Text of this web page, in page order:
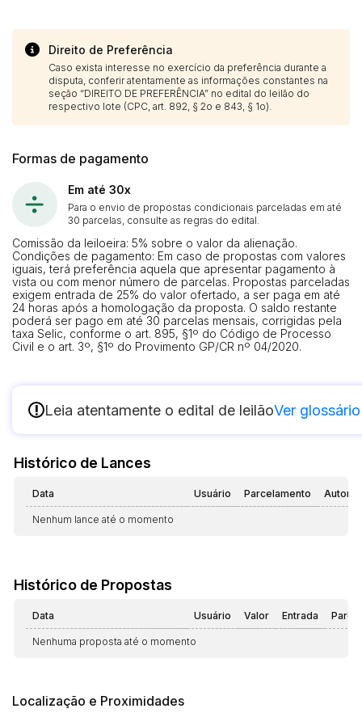
Direito de Preferência
Caso exista interesse no exercício da preferência durante a
disputa, conferir atentamente as informações constantes na
seção “DIREITO DE PREFERÊNCIA” no edital do leilão do
respectivo lote (CPC, art. 892, § 2o e 843, § 1o).
Formas de pagamento
Em até 30x
Para o envio de propostas condicionais parceladas em até
30 parcelas, consulte as regras do edital.
Comissão da leiloeira: 5% sobre o valor da alienação.
Condições de pagamento: Em caso de propostas com valores
iguais, terá preferência aquela que apresentar pagamento à
vista ou com menor número de parcelas. Propostas parceladas
exigem entrada de 25% do valor ofertado, a ser paga em até
24 horas após a homologação da proposta. O saldo restante
poderá ser pago em até 30 parcelas mensais, corrigidas pela
taxa Selic, conforme o art. 895, §1º do Código de Processo
Civil e o art. 3º, §1º do Provimento GP/CR nº 04/2020.
! Leia atentamente o edital de leilãoVer
Histórico de Lances
Data Usuário Parcelamento
Nenhum lance até o momento
Histórico de Propostas
Data Usuário Valor Entrada
Nenhuma proposta até o momento
Localização e Proximidades